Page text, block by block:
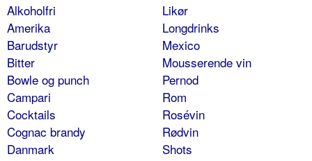
Alkoholfri
Amerika
Barudstyr
Bitter
Bowle og punch
Campari
Cocktails
Cognac brandy
Danmark
Likør
Longdrinks
Mexico
Mousserende vin
Pernod
Rom
Rosévin
Rødvin
Shots